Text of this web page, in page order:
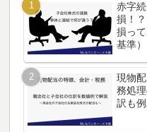
赤字
損！
損っ
基準）
現物
務処
訳も例